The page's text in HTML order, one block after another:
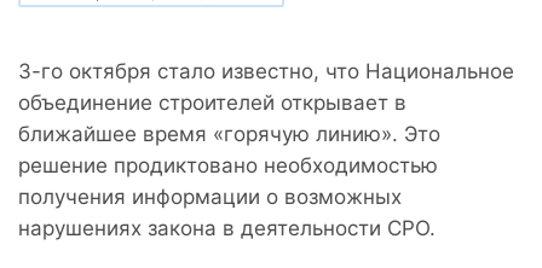
3-го октября стало известно, что Национальное
объединение строителей открывает в
ближайшее время «горячую линию». Это
решение продиктовано необходимостью
получения информации о возможных
нарушениях закона в деятельности СРО.